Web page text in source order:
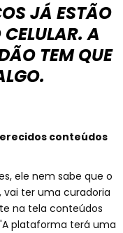
JÁ ESTÃO
A
TEM QUE
conteúdos
ele nem sabe que o
ter uma curadoria
na tela conteúdos
plataforma terá uma